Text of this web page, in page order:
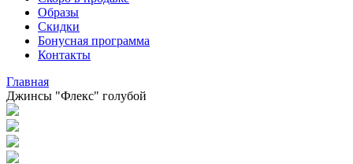
Образы
Скидки
Бонусная программа
Контакты
Главная
Джинсы "Флекс" голубой